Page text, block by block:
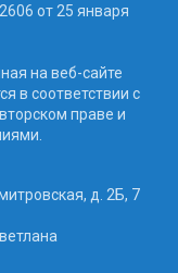
от 25 января
на веб-сайте
в соответствии с
праве и
д. 2Б, 7